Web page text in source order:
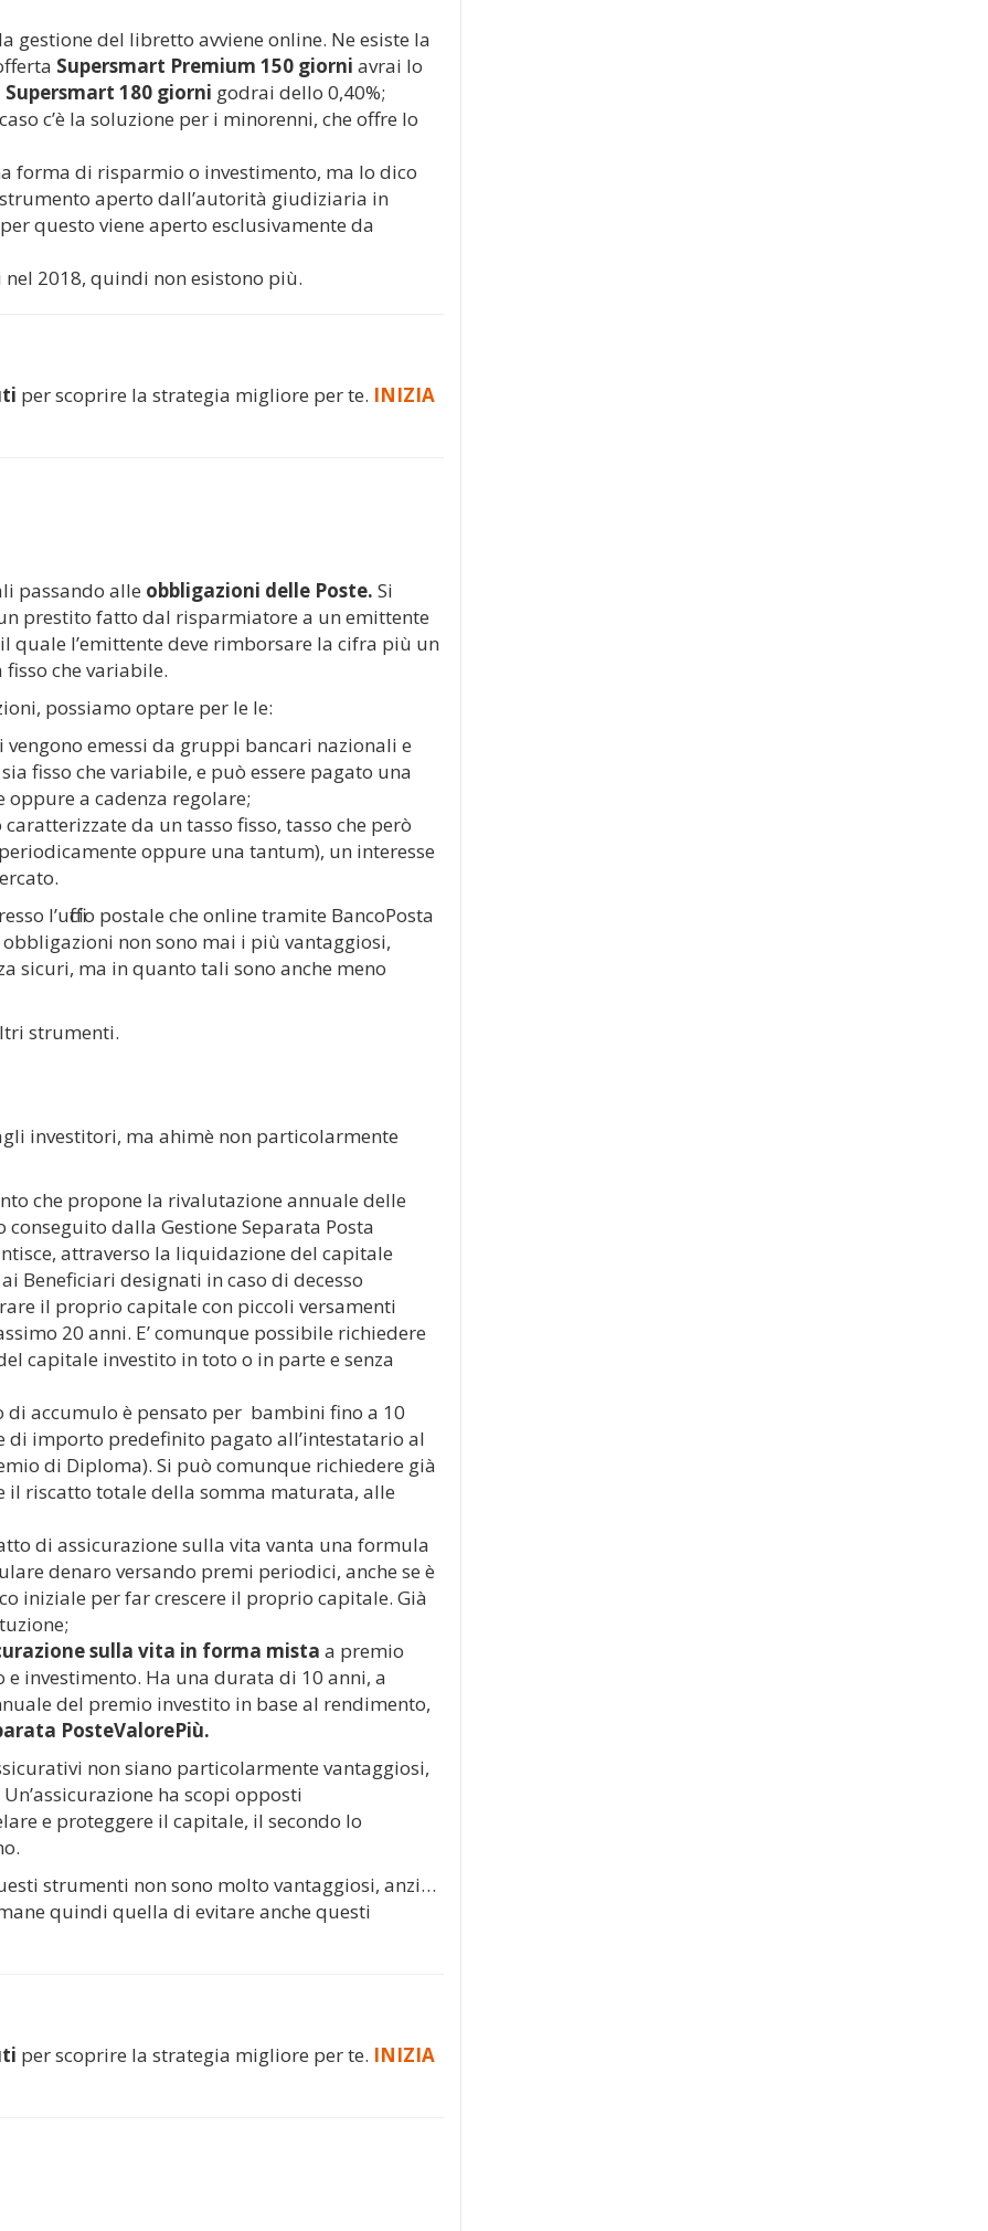
la gestione del libretto avviene online. Ne esiste la
Supersmart Premium 150 giorni avrai lo
180 giorni godrai dello 0,40%;
c’è la soluzione per i minorenni, che offre lo
forma di risparmio o investimento, ma lo dico
aperto dall’autorità giudiziaria in
questo viene aperto esclusivamente da
2018, quindi non esistono più.
per scoprire la strategia migliore per te. INIZIA
passando alle obbligazioni delle Poste. Si
prestito fatto dal risparmiatore a un emittente
l’emittente deve rimborsare la cifra più un
che variabile.
possiamo optare per le le:
emessi da gruppi bancari nazionali e
fisso che variabile, e può essere pagato una
a cadenza regolare;
caratterizzate da un tasso fisso, tasso che però
oppure una tantum), un interesse
l’ufficio postale che online tramite BancoPosta
non sono mai i più vantaggiosi,
sicuri, ma in quanto tali sono anche meno
strumenti.
investitori, ma ahimè non particolarmente
che propone la rivalutazione annuale delle
dalla Gestione Separata Posta
attraverso la liquidazione del capitale
Beneficiari desi­gnati in caso di decesso
il proprio capitale con piccoli versamenti
20 anni. E’ comunque possibile richiedere
capitale investito in toto o in parte e senza
di accumulo è pensato per bambini fino a 10
di importo predefinito pagato all’intestatario al
di Diploma). Si può comunque richiedere già
riscatto totale della somma maturata, alle
di assicurazione sulla vita vanta una formula
denaro versando premi periodici, anche se è
iniziale per far crescere il proprio capitale. Già
sulla vita in forma mista a premio
investimento. Ha una durata di 10 anni, a
del premio investito in base al rendimento,
PosteValorePiù.
non siano particolarmente vantaggiosi,
Un’assicurazione ha scopi opposti
e proteggere il capitale, il secondo lo
strumenti non sono molto vantaggiosi, anzi…
quindi quella di evitare anche questi
per scoprire la strategia migliore per te. INIZIA